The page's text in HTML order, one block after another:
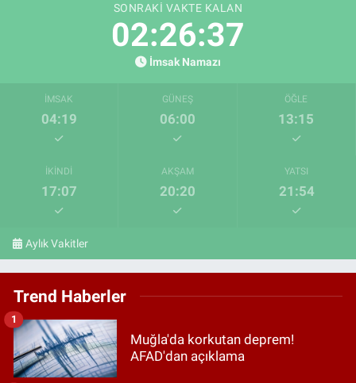
SONRAKI VAKTE KALAN
02:26:36
İmsak Namazı
İMSAK
04:19
GÜNEŞ
06:00
ÖĞLE
13:15
İKINDI
17:07
AKŞAM
20:20
YATSI
21:54
Aylık Vakitler
Trend Haberler
Muğla'da korkutan deprem!
AFAD'dan açıklama
1